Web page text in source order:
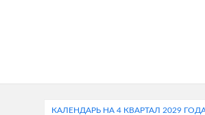
КАЛЕНДАРЬ НА 4 КВАРТАЛ 2029